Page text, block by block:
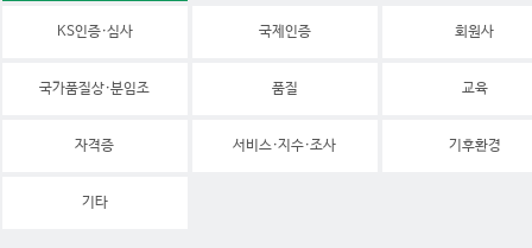
6. 다른 사용자의 개인정보를 수집, 저장, 공개하는 행위 또는 내용인 경우
한 소프트웨어 또는 프로그램을 포함하는 자료를 게시한 경우
9. 게시글 내에 삽입된 참조정보(URL 등)가 본 내용과 관련이 없는 경우
11. 다른 사용자의 사용에 불편을 초래할 정도로 사이트의 이용을 독점(게시
KS인증·심사 국제인증 회원사
국가품질상·분임조 품질 교육
자격증 서비스·지수·조사 기후환경
기타